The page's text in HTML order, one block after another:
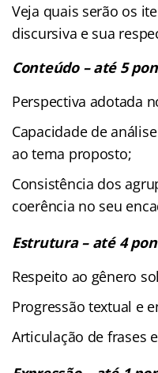
Veja quais serão os
discursiva e sua
Conteúdo – até 5
Perspectiva adotada
Capacidade de
ao tema proposto;
Consistência dos
coerência no seu
Estrutura – até 4
Respeito ao gênero
Progressão textual e
Articulação de frases